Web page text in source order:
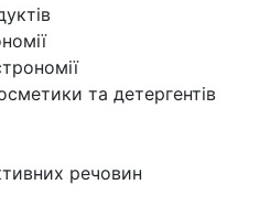
та детергентів
речовин